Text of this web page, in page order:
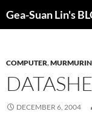
Gea-Suan Lin's
COMPUTER,
DECEMBER 6, 2004